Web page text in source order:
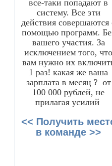
все-таки попадают в
систему. Все эти
действия совершаются
помощью программ.
вашего участия. За
исключением того,
вам нужно их
1 раз! какая же ваша
зарплата в месяц ? от
100 000 рублей, не
прилагая усилий
<< Получить
в команде >>